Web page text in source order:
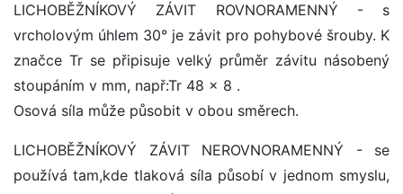
LICHOBĚŽNÍKOVÝ ZÁVIT ROVNORAMENNÝ - s
vrcholovým úhlem 30° je závit pro pohybové šrouby. K
značce Tr se připisuje velký průměr závitu násobený
stoupáním v mm, např:Tr 48 x 8 .
Osová síla může působit v obou směrech.
LICHOBĚŽNÍKOVÝ ZÁVIT NEROVNORAMENNÝ - se
používá tam,kde tlaková síla působí v jednom smyslu,